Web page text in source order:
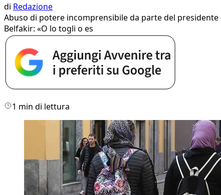
di Redazione
Abuso di potere incomprensibile da parte del
Belfakir: «O lo togli o es
1 min di lettura